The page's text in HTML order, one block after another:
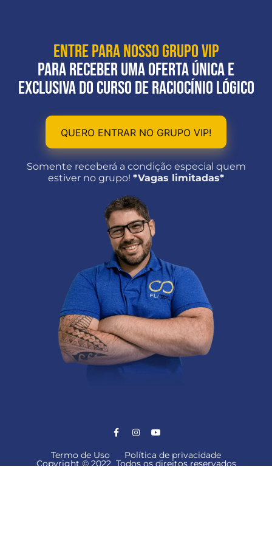
ENTRE PARA NOSSO GRUPO VIP
PARA RECEBER UMA OFERTA ÚNICA E
EXCLUSIVA DO CURSO DE RACIOCÍNIO LÓGICO
QUERO ENTRAR NO GRUPO VIP!
Somente receberá a condição especial quem
estiver no grupo! *Vagas limitadas*
Termo de Uso Política de privacidade
Copyright © 2022 Todos os direitos reservados